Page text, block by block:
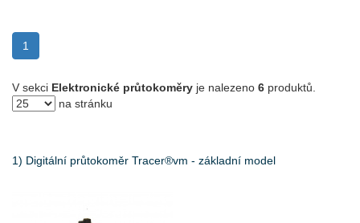
1
V sekci Elektronické průtokoměry je nalezeno 6 produktů.
na stránku
1) Digitální průtokoměr Tracer®vm - základní model